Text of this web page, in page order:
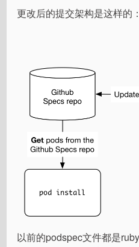
更改后的提交架构是这样的
以前的podspec文件都是